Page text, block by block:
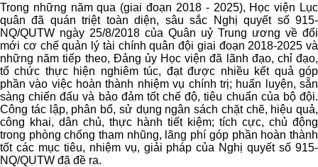
Trong những năm qua (giai đoạn 2018 - 2025), Học viện Lục
quân đã quán triệt toàn diện, sâu sắc Nghị quyết số 915-
NQ/QUTW ngày 25/8/2018 của Quân uỷ Trung ương về đổi
mới cơ chế quản lý tài chính quân đội giai đoạn 2018-2025 và
những năm tiếp theo, Đảng ủy Học viện đã lãnh đạo, chỉ đạo,
tổ chức thực hiện nghiêm túc, đạt được nhiều kết quả góp
phần vào việc hoàn thành nhiệm vụ chính trị; huấn luyện, sẵn
sàng chiến đấu và bảo đảm tốt chế độ, tiêu chuẩn của bộ đội.
Công tác lập, phân bổ, sử dụng ngân sách chặt chẽ, hiệu quả,
công khai, dân chủ, thực hành tiết kiệm; tích cực, chủ động
trong phòng chống tham nhũng, lãng phí góp phần hoàn thành
tốt các mục tiêu, nhiệm vụ, giải pháp của Nghị quyết số 915-
NQ/QUTW đã đề ra.